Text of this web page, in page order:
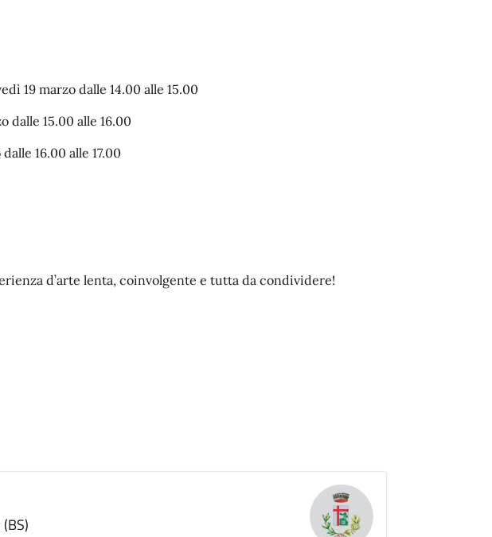
19 marzo dalle 14.00 alle 15.00
dalle 15.00 alle 16.00
16.00 alle 17.00
d’arte lenta, coinvolgente e tutta da condividere!